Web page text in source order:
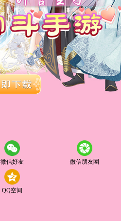
微信好友 微信朋友圈
QQ空间